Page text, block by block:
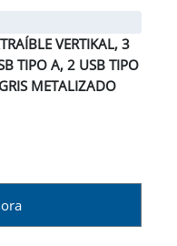
VERTIKAL, 3
TIPO A, 2 USB TIPO
METALIZADO